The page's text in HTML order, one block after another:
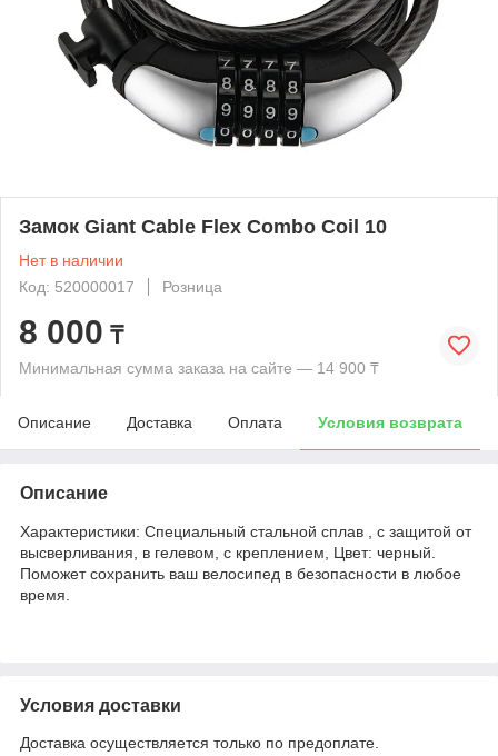
Замок Giant Cable Flex Combo Coil 10
Нет в наличии
Код: 520000017
Розница
8 000 ₸
Минимальная сумма заказа на сайте — 14 900 ₸
Описание Доставка Оплата Условия возврата
Описание
Характеристики: Cпециальный стальной сплав , с защитой от
высверливания, в гелевом, с креплением, Цвет: черный.
Поможет сохранить ваш велосипед в безопасности в любое
время.
Условия доставки
Доставка осуществляется только по предоплате.